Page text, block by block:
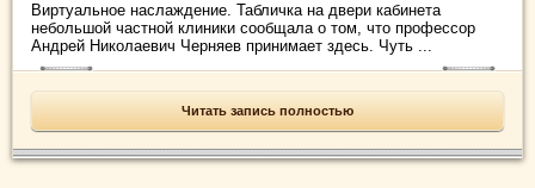
Виртуальное наслаждение. Табличка на двери кабинета
небольшой частной клиники сообщала о том, что профессор
Андрей Николаевич Черняев принимает здесь. Чуть ...
Читать запись полностью